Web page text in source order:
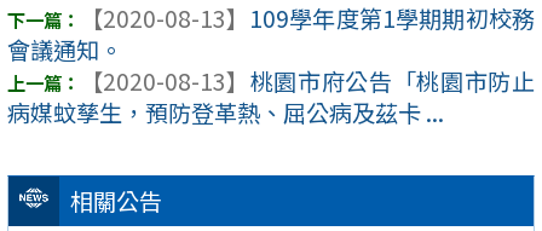
相關公告
【2020-08-13】 109學年度第1學期期初校務
會議通知。
【2020-08-13】 桃園市府公告「桃園市防止
病媒蚊孳生，預防登革熱、屈公病及茲卡 ...